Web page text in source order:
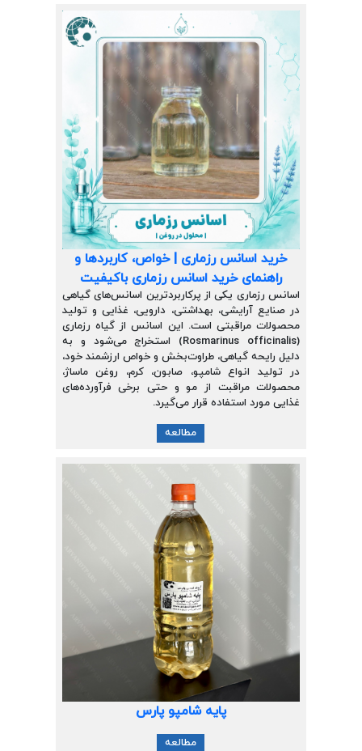
خرید اسانس رزماری | خواص، کاربردها و
راهنمای خرید اسانس رزماری باکیفیت
اسانس رزماری یکی از پرکاربردترین اسانس‌های گیاهی
در صنایع آرایشی، بهداشتی، دارویی، غذایی و تولید
محصولات مراقبتی است. این اسانس از گیاه رزماری
(Rosmarinus officinalis) استخراج می‌شود و به
دلیل رایحه گیاهی، طراوت‌بخش و خواص ارزشمند خود،
در تولید انواع شامپو، صابون، کرم، روغن ماساژ،
محصولات مراقبت از مو و حتی برخی فرآورده‌های
غذایی مورد استفاده قرار می‌گیرد.
مطالعه
پایه شامپو پارس
مطالعه